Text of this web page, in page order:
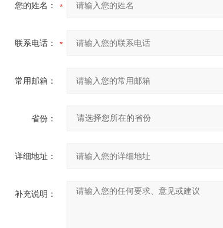
您的姓名：
联系电话：
常用邮箱：
省份：
详细地址：
补充说明：